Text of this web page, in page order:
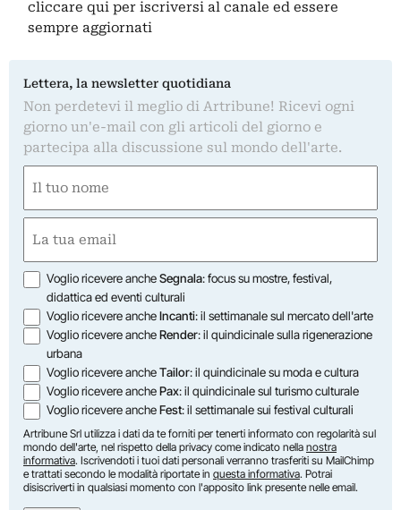
cliccare qui per iscriversi al canale ed essere
sempre aggiornati
Lettera, la newsletter quotidiana
Non perdetevi il meglio di Artribune! Ricevi ogni
giorno un'e-mail con gli articoli del giorno e
partecipa alla discussione sul mondo dell'arte.
(Obbligatorio)
Nome
(Obbligatorio)
Opzioni
Voglio ricevere ancheSegnala: focus su mostre, festival,
didattica ed eventi culturali
Voglio ricevere ancheIncanti: il settimanale sul mercato dell'arte
Voglio ricevere ancheRender: il quindicinale sulla rigenerazione
urbana
Voglio ricevere ancheTailor: il quindicinale su moda e cultura
Voglio ricevere anchePax: il quindicinale sul turismo culturale
Voglio ricevere ancheFest: il settimanale sui festival culturali
Artribune Srl utilizza i dati da te forniti per tenerti informato con regolarità sul
mondo dell'arte, nel rispetto della privacy come indicato nella nostra
informativa. Iscrivendoti i tuoi dati personali verranno trasferiti su MailChimp
e trattati secondo le modalità riportate in questa informativa. Potrai
disiscriverti in qualsiasi momento con l'apposito link presente nelle email.